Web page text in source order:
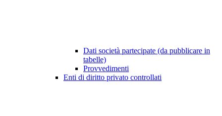
Dati società partecipate (da pubblicare in
tabelle)
Provvedimenti
Enti di diritto privato controllati